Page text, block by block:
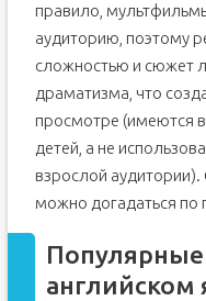
правило,
аудиторию, поэтому
сложностью и сюжет
драматизма, что
просмотре (имеются
детей, а не
взрослой
можно догадаться по
английском